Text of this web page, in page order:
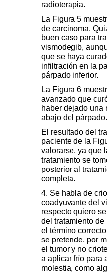
radioterapia.
La Figura 5
de carcinoma.
buen caso para
vismodegib,
que se haya
infiltración en la
párpado inferior.
La Figura 6
avanzado que
haber dejado una
abajo del párpado.
El resultado del
paciente de la
valorarse, ya que
tratamiento se
posterior al
completa.
4. Se habla de
coadyuvante del
respecto quiero
del tratamiento
el término
se pretende, por
el tumor y no
a aplicar frío para
molestia, como